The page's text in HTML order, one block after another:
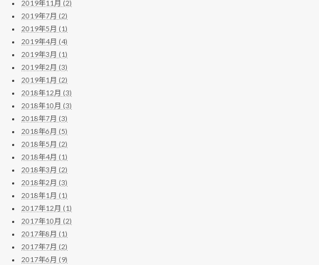
2019年11月 (2)
2019年7月 (2)
2019年5月 (1)
2019年4月 (4)
2019年3月 (1)
2019年2月 (3)
2019年1月 (2)
2018年12月 (3)
2018年10月 (3)
2018年7月 (3)
2018年6月 (5)
2018年5月 (2)
2018年4月 (1)
2018年3月 (2)
2018年2月 (3)
2018年1月 (1)
2017年12月 (1)
2017年10月 (2)
2017年8月 (1)
2017年7月 (2)
2017年6月 (9)